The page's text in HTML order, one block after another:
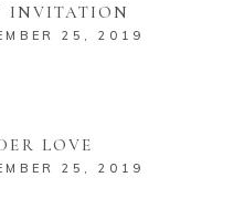
INVITATION
25, 2019
LOVE
25, 2019